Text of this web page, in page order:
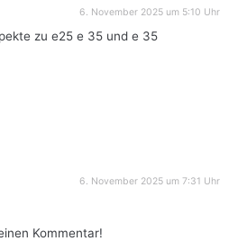
6. November 2025 um 5:10 Uhr
zu e25 e 35 und e 35
6. November 2025 um 7:31 Uhr
Kommentar!